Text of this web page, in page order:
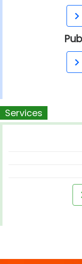
Services